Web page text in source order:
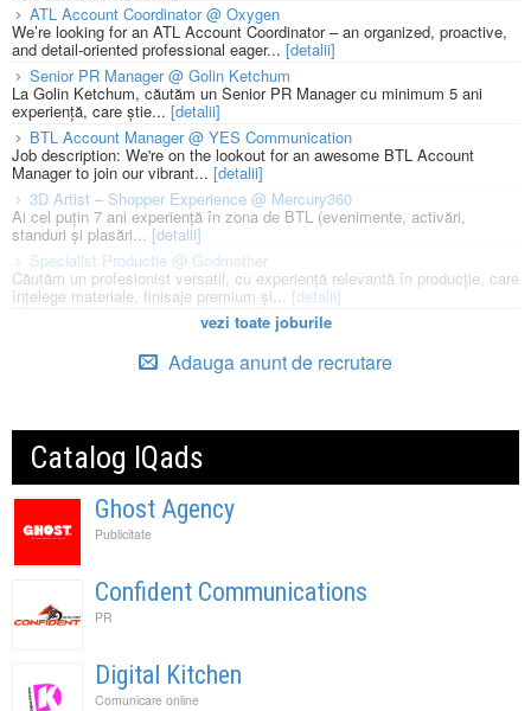
ATL Account Coordinator @ Oxygen
We’re looking for an ATL Account Coordinator – an organized, proactive,
and detail-oriented professional eager... [detalii]
Senior PR Manager @ Golin Ketchum
La Golin Ketchum, căutăm un Senior PR Manager cu minimum 5 ani
experiență, care știe... [detalii]
BTL Account Manager @ YES Communication
Job description: We're on the lookout for an awesome BTL Account
Manager to join our vibrant... [detalii]
3D Artist – Shopper Experience @ Mercury360
Ai cel puțin 7 ani experiență în zona de BTL (evenimente, activări,
standuri și plasări... [detalii]
Specialist Productie @ Godmother
Căutăm un profesionist versatil, cu experiență relevantă în producție, care
înțelege materiale, finisaje premium și... [detalii]
vezi toate joburile
Adauga anunt de recrutare
Catalog IQads
Ghost Agency
Publicitate
Confident Communications
PR
Digital Kitchen
Comunicare online